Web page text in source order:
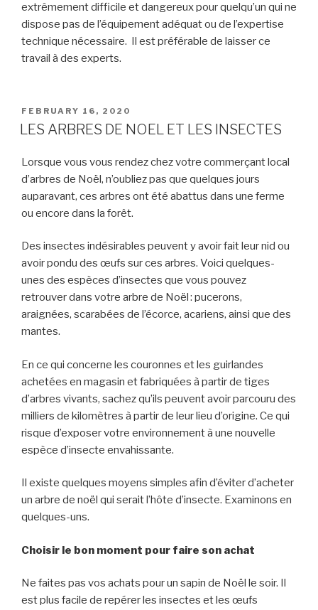
extrêmement difficile et dangereux pour quelqu’un qui ne
dispose pas de l’équipement adéquat ou de l’expertise
technique nécessaire. Il est préférable de laisserce
travail à des experts.
POSTED
ON
FEBRUARY 16, 2020
LES ARBRES DE NOEL ET LES INSECTES
Lorsque vous vous rendezchezvotre commerçantlocal
d’arbres de Noël, n’oubliez pas que quelques jours
auparavant, ces arbres ontété abattus dans une ferme
ou encore dans la forêt.
Des insectes indésirables peuventyavoir fait leur nid ou
avoir pondu des œufs sur ces arbres. Voici quelques-
unes des espèces d’insectes que vous pouvez
retrouverdans votre arbre de Noël: pucerons,
araignées, scarabées de l’écorce, acariens, ainsi que des
mantes.
En ce qui concerne les couronnes et les guirlandes
achetées en magasin et fabriquées à partir de tiges
d’arbres vivants, sachez qu’ils peuventavoirparcouru des
milliers de kilomètres à partir de leur lieu d’origine. Ce qui
risque d’exposervotre environnementà une nouvelle
espèce d’insecte envahissante.
Il existe quelques moyens simples afin d’éviter d’acheter
un arbre de noël qui serait l’hôte d’insecte. Examinons en
quelques-uns.
Choisir le bon moment pour faire son achat
Ne faites pas vos achats pour un sapin de Noël le soir. Il
est plus facile de repérer les insectes et les œufs